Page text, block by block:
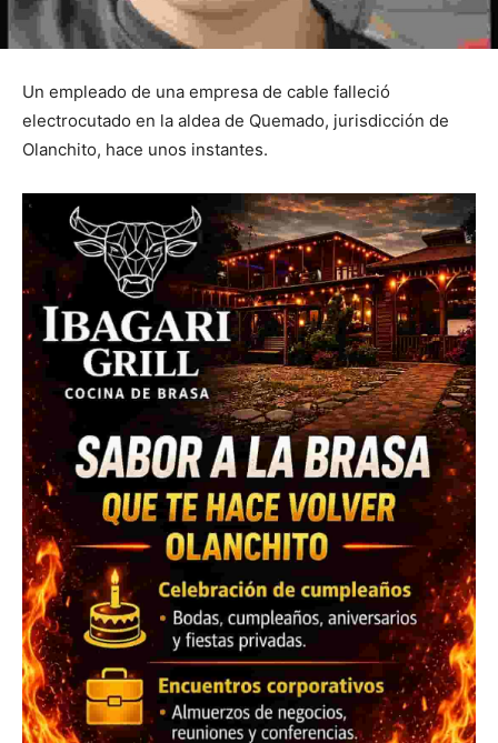
Un empleado de una empresa de cable falleció
electrocutado en la aldea de Quemado, jurisdicción de
Olanchito, hace unos instantes.